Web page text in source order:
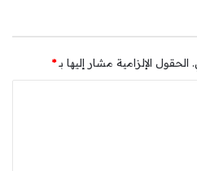
والميدانية لضمان تفاعل
الحقول الإلزامية مشار إليها بـ*